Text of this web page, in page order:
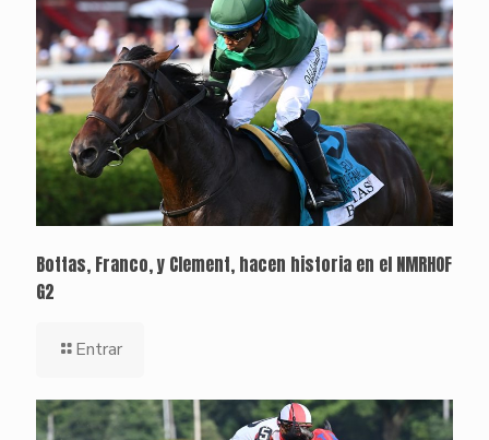
Bottas, Franco, y Clement, hacen historia en el NMRHOF
G2
Entrar